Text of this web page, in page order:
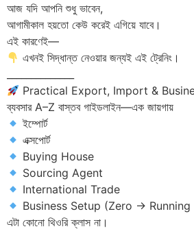
আজ যদি আপনি শুধু ভাবেন,
আগামীকাল হয়তো কেউ করেই এগিয়ে যাবে।
এই কারণেই—
এখনই সিদ্ধান্ত নেওয়ার জন্যই এই ট্রেনিং।
Practical Export, Import &
ব্যবসার A–Z বাস্তব গাইডলাইন—এক জায়গায়
ইম্পোর্ট
এক্সপোর্ট
Buying House
Sourcing Agent
International Trade
Business Setup (Zero → Running
এটা কোনো থিওরি ক্লাস না।